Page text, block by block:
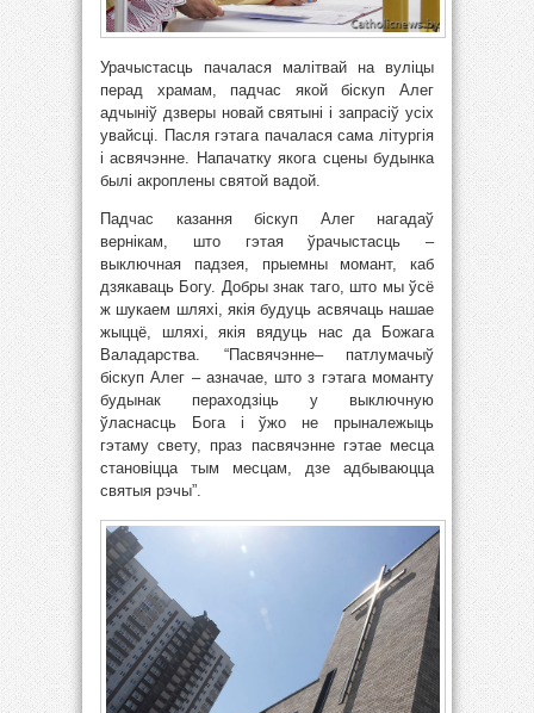
Урачыстасць пачалася малітвай на вуліцы
перад храмам, падчас якой біскуп Алег
адчыніў дзверы новай святыні і запрасіў усіх
увайсці. Пасля гэтага пачалася сама літургія
і асвячэнне. Напачатку якога сцены будынка
былі акроплены святой вадой.
Падчас казання біскуп Алег нагадаў
вернікам, што гэтая ўрачыстасць –
выключная падзея, прыемны момант, каб
дзякаваць Богу. Добры знак таго, што мы ўсё
ж шукаем шляхі, якія будуць асвячаць нашае
жыццё, шляхі, якія вядуць нас да Божага
Валадарства. “Пасвячэнне– патлумачыў
біскуп Алег – азначае, што з гэтага моманту
будынак пераходзіць у выключную
ўласнасць Бога і ўжо не прыналежыць
гэтаму свету, праз пасвячэнне гэтае месца
становіцца тым месцам, дзе адбываюцца
святыя рэчы”.